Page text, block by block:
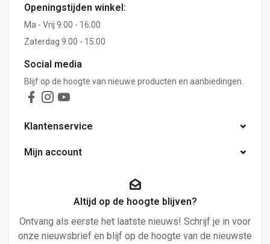
Openingstijden winkel:
Ma - Vrij 9.00 - 16.00
Zaterdag 9.00 - 15.00
Social media
Blijf op de hoogte van nieuwe producten en aanbiedingen.
Klantenservice
Mijn account
Altijd op de hoogte blijven?
Ontvang als eerste het laatste nieuws! Schrijf je in voor
onze nieuwsbrief en blijf op de hoogte van de nieuwste